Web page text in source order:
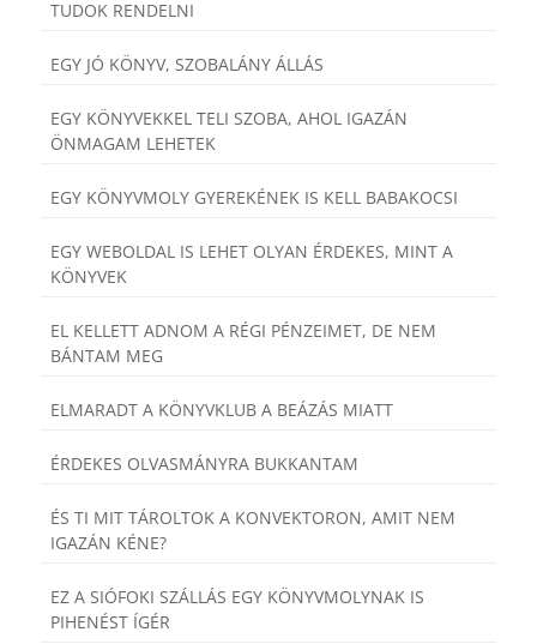
TUDOK RENDELNI
EGY JÓ KÖNYV, SZOBALÁNY ÁLLÁS
EGY KÖNYVEKKEL TELI SZOBA, AHOL IGAZÁN
ÖNMAGAM LEHETEK
EGY KÖNYVMOLY GYEREKÉNEK IS KELL BABAKOCSI
EGY WEBOLDAL IS LEHET OLYAN ÉRDEKES, MINT A
KÖNYVEK
EL KELLETT ADNOM A RÉGI PÉNZEIMET, DE NEM
BÁNTAM MEG
ELMARADT A KÖNYVKLUB A BEÁZÁS MIATT
ÉRDEKES OLVASMÁNYRA BUKKANTAM
ÉS TI MIT TÁROLTOK A KONVEKTORON, AMIT NEM
IGAZÁN KÉNE?
EZ A SIÓFOKI SZÁLLÁS EGY KÖNYVMOLYNAK IS
PIHENÉST ÍGÉR